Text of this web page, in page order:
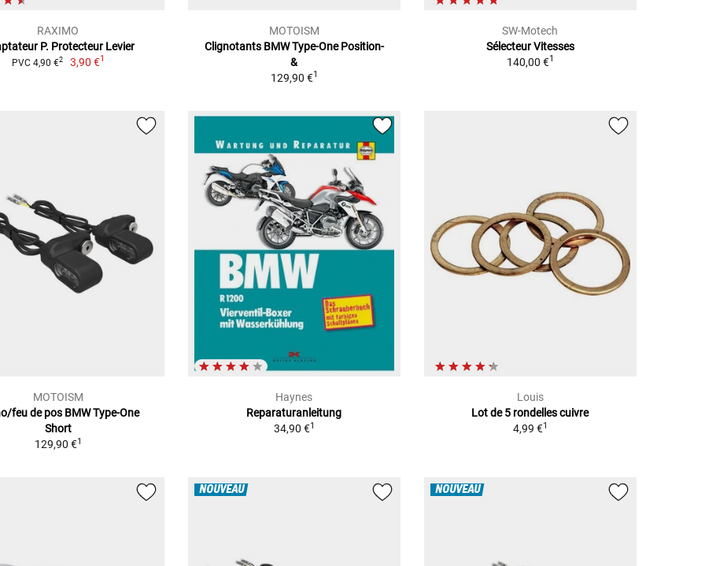
RAXIMO
P. Protecteur Levier
PVC 4,90 €2 3,90 €1
MOTOISM
Clignotants BMW Type-One Position-
&
129,90 €1
SW-Motech
Sélecteur Vitesses
140,00 €1
MOTOISM
feu de pos BMW Type-One
Short
129,90 €1
Haynes
Reparaturanleitung
34,90 €1
Louis
Lot de 5 rondelles cuivre
4,99 €1
NOUVEAU NOUVEAU